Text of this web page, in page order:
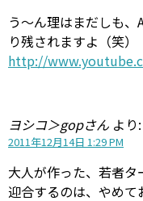
う〜ん理はまだしも
り残されますよ（笑）
http://
ヨシコ＞gopさん より:
2011年12月14日 1:29 PM
大人が作った、若者
迎合するのは、やめ